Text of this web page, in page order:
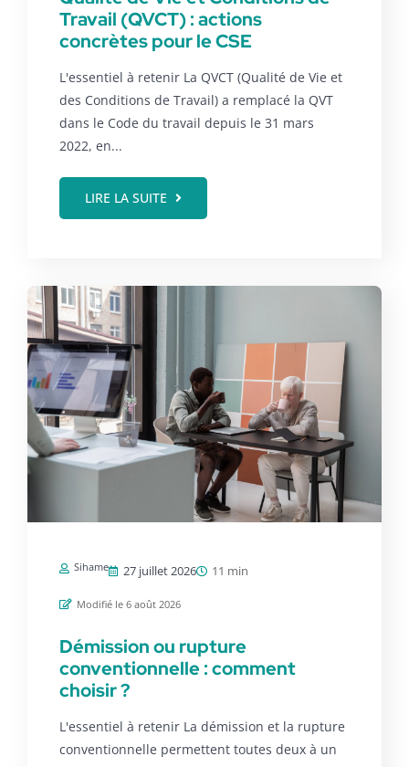
Travail (QVCT) : actions
concrètes pour le CSE
L'essentiel à retenir La QVCT (Qualité de Vie et
des Conditions de Travail) a remplacé la QVT
dans le Code du travail depuis le 31 mars
2022, en...
LIRE LA SUITE
Sihame 27 juillet 2026 11 min
Modifié le 6 août 2026
Démission ou rupture
conventionnelle : comment
choisir ?
L'essentiel à retenir La démission et la rupture
conventionnelle permettent toutes deux à un